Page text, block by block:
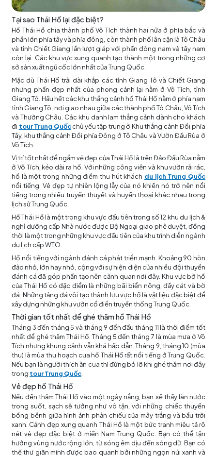
Tại sao Thái Hồ lại đặc biệt?
Hồ Thái Hồ chia thành phố Vô Tích thành hai nửa ở phía bắc và
phần lớn phía tây và phía đông, còn thành phố lân cận là Tô Châu
và tỉnh Chiết Giang lần lượt giáp với phần đông nam và tây nam
còn lại. Các khu vực xung quanh tạo thành một trong những cơ
sở sản xuất ngũ cốc lớn nhất của Trung Quốc.
Mặc dù Thái Hồ trải dài khắp các tỉnh Giang Tô và Chiết Giang
nhưng phần đẹp nhất của phong cảnh lại nằm ở Vô Tích, tỉnh
Giang Tô. Hầu hết các khu thắng cảnh hồ Thái Hồ nằm ở phía nam
tỉnh Giang Tô, nơi giao nhau giữa các thành phố Tô Châu, Vô Tích
và Thường Châu. Các khu danh lam thắng cảnh dành cho khách
đi tour Trung Quốcchủ yếu tập trung ở Khu thắng cảnh Đồi phía
Tây, khu thắng cảnh Đồi phía Đông ở Tô Châu và Vườn Đầu Rùa ở
Vô Tích.
Vị trí tốt nhất để ngắm vẻ đẹp của Thái Hồ là trên Đảo Đầu Rùa nằm
ở Vô Tích, kéo dài ra hồ. Với những công viên và khu vườn rải rác,
hồ là một trong những điểm thu hút khách du lịch Trung Quốc
nổi tiếng. Vẻ đẹp tự nhiên lộng lẫy của nó khiến nó trở nên nổi
tiếng trong nhiều truyền thuyết và huyền thoại khác nhau trong
lịch sử Trung Quốc.
Hồ Thái Hồ là một trong khu vực đầu tiên trong số 12 khu du lịch &
nghỉ dưỡng cấp Nhà nước được Bộ Ngoại giao phê duyệt, đồng
thời là một trong những khu vực đầu tiên của khu trình diễn ngành
du lịch cấp WTO.
Hồ nổi tiếng với ngành đánh cá phát triển mạnh. Khoảng 90 hòn
đảo nhỏ, lớn hay nhỏ, cộng với sự hiện diện của nhiều đội thuyền
đánh cá đã góp phần tạo nên cảnh quan nơi đây. Khu vực bờ hồ
của Thái Hồ có đặc điểm là những bãi biển nông, đầy cát và bờ
đá. Những tảng đá vôi tạo thành lưu vực hồ là vật liệu đặc biệt để
xây dựng những khu vườn cổ điển truyền thống Trung Quốc.
Thời gian tốt nhất để ghé thăm hồ Thái Hồ
Tháng 3 đến tháng 5 và tháng 9 đến đầu tháng 11 là thời điểm tốt
nhất để ghé thăm Thái Hồ. Tháng 5 đến tháng 7 là mùa mưa ở Vô
Tích nhưng khung cảnh vẫn khá hấp dẫn. Tháng 9, tháng 10 (mùa
thu) là mùa thu hoạch cua hồ Thái Hồ rất nổi tiếng ở Trung Quốc.
Nếu bạn là người thích ăn cua thì đừng bỏ lỡ khi ghé thăm nơi đây
trong tour Trung Quốc
Vẻ đẹp hồ Thái Hồ
Nếu đến thăm Thái Hồ vào một ngày nắng, bạn sẽ thấy làn nước
trong suốt, sạch sẽ tưởng như vô tận, với những chiếc thuyền
bồng bềnh giữa hình ảnh phản chiếu của mây trắng và bầu trời
xanh. Cảnh đẹp xung quanh Thái Hồ là một bức tranh miêu tả rõ
nét vẻ đẹp đặc biệt ở miền Nam Trung Quốc. Bạn có thể tận
hưởng vùng nước rộng lớn, từ sóng êm dịu đến sóng dữ. Bạn có
thể thư giãn mình được bao quanh bởi những ngọn núi xanh và